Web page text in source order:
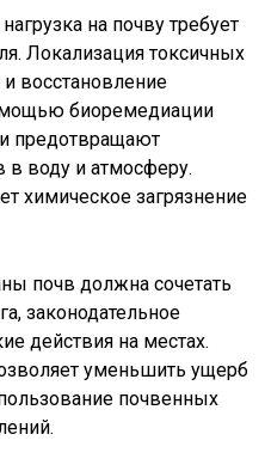
на почву требует
Локализация токсичных
восстановление
биоремедиации
предотвращают
в воду и атмосферу.
химическое загрязнение
почв должна сочетать
законодательное
действия на местах.
уменьшить ущерб
почвенных